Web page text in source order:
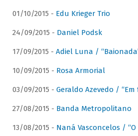
01/10/2015 - Edu Krieger Trio
24/09/2015 - Daniel Podsk
17/09/2015 - Adiel Luna /
10/09/2015 - Rosa Armorial
03/09/2015 - Geraldo Azevedo / “Em
27/08/2015 - Banda Metropolitano
13/08/2015 - Naná Vasconcelos /